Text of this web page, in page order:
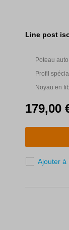
Line post
Poteau
Profil
Noyau en
179,00
Ajouter à